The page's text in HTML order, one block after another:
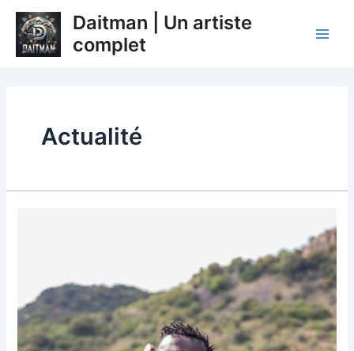
contenu
Daitman | Un artiste
complet
Actualité